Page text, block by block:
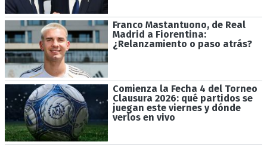
Franco Mastantuono, de Real
Madrid a Fiorentina:
¿Relanzamiento o paso atrás?
Comienza la Fecha 4 del Torneo
Clausura 2026: qué partidos se
juegan este viernes y dónde
verlos en vivo